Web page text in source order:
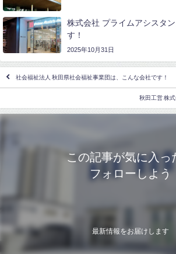
株式会社 プライムアシスタ
す！
2025年10月31日
社会福祉法人 秋田県社会福祉事業団は、こんな会社です！
秋田工営 株
この記事が気に入っ
フォローしよう
最新情報をお届けします